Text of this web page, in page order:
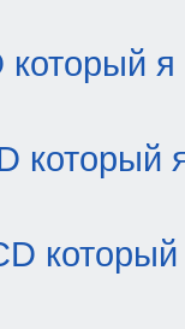
я
который
который